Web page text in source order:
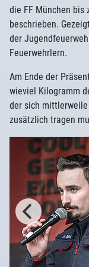
die FF München
beschrieben.
der
Feuerwehrlern.
Am Ende der
wieviel Kilogramm
der sich
zusätzlich tragen